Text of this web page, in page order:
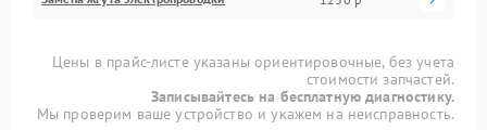
Цены в прайс-листе указаны ориентировочные, без учета
стоимости запчастей.
Записывайтесь на бесплатную диагностику.
Мы проверим ваше устройство и укажем на неисправность.